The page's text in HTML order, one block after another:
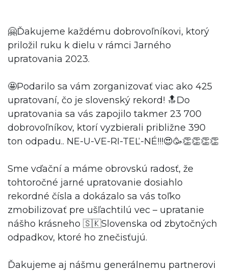
🤗Ďakujeme každému dobrovoľníkovi, ktorý
priložil ruku k dielu v rámci Jarného
upratovania 2023.
🤩Podarilo sa vám zorganizovať viac ako 425
upratovaní, čo je slovenský rekord! 🔝Do
upratovania sa vás zapojilo takmer 23 700
dobrovoľníkov, ktorí vyzbierali približne 390
ton odpadu.. NE-U-VE-RI-TEĽ-NÉ!!!😍🥳👏👏👏👏
Sme vďační a máme obrovskú radosť, že
tohtoročné jarné upratovanie dosiahlo
rekordné čísla a dokázalo sa vás toľko
zmobilizovať pre ušľachtilú vec – upratanie
nášho krásneho 🇸🇰Slovenska od zbytočných
odpadkov, ktoré ho znečisťujú.
Ďakujeme aj nášmu generálnemu partnerovi